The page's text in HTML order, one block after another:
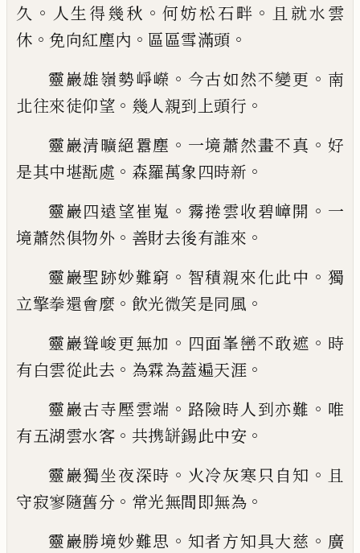
久 。 人生得幾秋 。何妨松石畔 。 且就水雲
休 。 免向紅塵內 。 區區雪滿頭 。
靈巖雄嶺勢崢嶸 。 今古如然不變更 。 南
北往來徒仰望 。 幾人親到上頭行 。
靈巖清曠絕囂塵 。 一境蕭然畫不真 。 好
是其中堪翫處 。 森羅萬象四時新 。
靈巖四遠望崔嵬 。 霧捲雲收碧嶂開 。 一
境蕭然俱物外 。 善財去後有誰來 。
靈巖聖跡妙難窮 。 智積親來化此中 。 獨
立擎拳還會麼 。 飲光微笑是同風 。
靈巖聳峻更無加 。 四面峯巒不敢遮 。 時
有白雲從此去 。 為霖為蓋遍天涯 。
靈巖古寺壓雲端 。 路險時人到亦難 。 唯
有五湖雲水客 。 共携缾錫此中安 。
靈巖獨坐夜深時 。 火冷灰寒只自知 。 且
守寂寥隨舊分 。 常光無間即無為 。
靈巖勝境妙難思 。 知者方知具大慈 。 廣